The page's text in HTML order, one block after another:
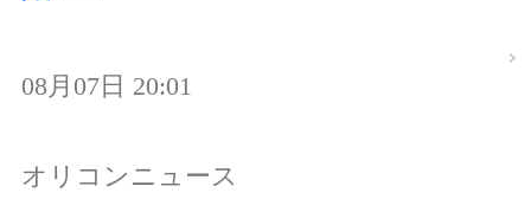
08月07日 20:01
オリコンニュース